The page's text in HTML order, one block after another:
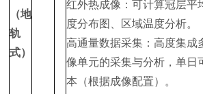
（地
轨
式）
红外热成像：可计算冠层平
度分布图、区域温度分析。
高通量数据采集：高度集成
像单元的采集与分析，单日
本（根据成像配置）。